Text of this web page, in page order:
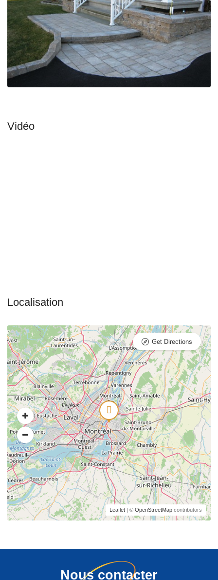
Leaflet | © OpenStreetMap contributors
Get Directions
Nous contacter